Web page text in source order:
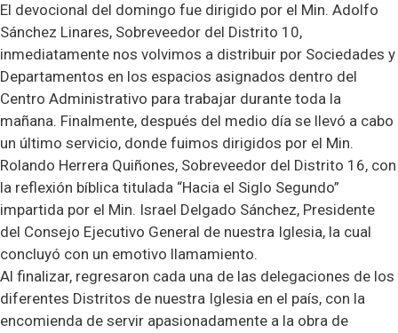
El devocional del domingo fue dirigido por el Min. Adolfo
Sánchez Linares, Sobreveedor del Distrito 10,
inmediatamente nos volvimos a distribuir por Sociedades y
Departamentos en los espacios asignados dentro del
Centro Administrativo para trabajar durante toda la
mañana. Finalmente, después del medio día se llevó a cabo
un último servicio, donde fuimos dirigidos por el Min.
Rolando Herrera Quiñones, Sobreveedor del Distrito 16, con
la reflexión bíblica titulada “Hacia el Siglo Segundo”
impartida por el Min. Israel Delgado Sánchez, Presidente
del Consejo Ejecutivo General de nuestra Iglesia, la cual
concluyó con un emotivo llamamiento.
Al finalizar, regresaron cada una de las delegaciones de los
diferentes Distritos de nuestra Iglesia en el país, con la
encomienda de servir apasionadamente a la obra de